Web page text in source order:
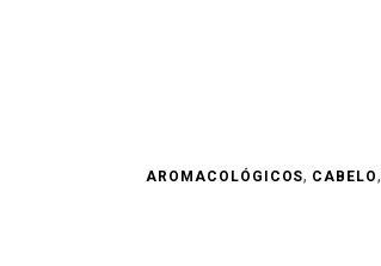
AROMACOLÓGICOS, CABELO,